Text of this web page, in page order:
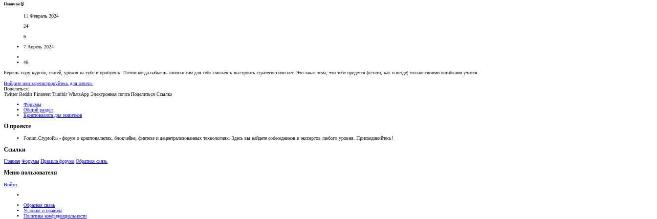
Новичок🥇
11 Февраль 2024
24
6
7 Апрель 2024
#6
Берешь пару курсов, статей, уроков на тубе и пробуешь. Потом когда набьешь шишки сам для себя сможешь выстроить стратегию или нет. Это такая тема, что тебе придется (кстати, как и везде) только своими ошибками учится.
Войдите или зарегистрируйтесь для ответа.
Поделиться:
Twitter Reddit Pinterest Tumblr WhatsApp Электронная почта Поделиться Ссылка
Форумы
Общий раздел
Криптовалюта для новичков
О проекте
Forum.CryptoRu - форум о криптовалютах, блокчейне, финтехе и децентрализованных технологиях. Здесь вы найдете собеседников и экспертов любого уровня. Присоединяйтесь!
Ссылки
Главная Форумы Правила форума Обратная связь
Меню пользователя
Войти
Обратная связь
Условия и правила
Политика конфиденциальности